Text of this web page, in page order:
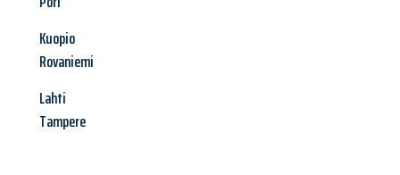
Kuopio
Rovaniemi
Lahti
Tampere